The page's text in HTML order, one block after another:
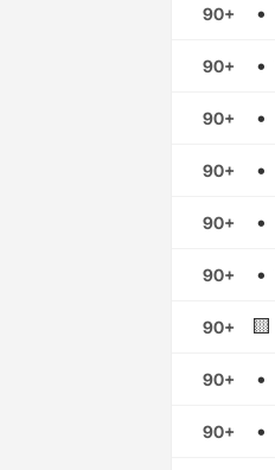
90+ •
90+ •
90+ •
90+ •
90+ •
90+ •
90+ 🟨
90+ •
90+ •